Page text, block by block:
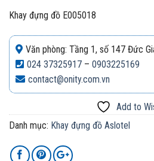
Khay đựng đồ E005018
Văn phòng: Tầng 1, số 147 Đức
024 37325917 – 0903225169
contact@onity.com.vn
Add to
Danh mục: Khay đựng đồ Aslotel